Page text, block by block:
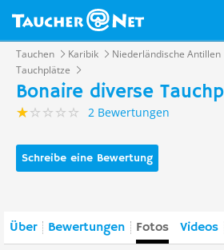
Tauchen Karibik Niederländische Antillen
Tauchplätze
Bonaire diverse
2 Bewertungen
Schreibe eine Bewertung
Über Bewertungen Fotos Videos